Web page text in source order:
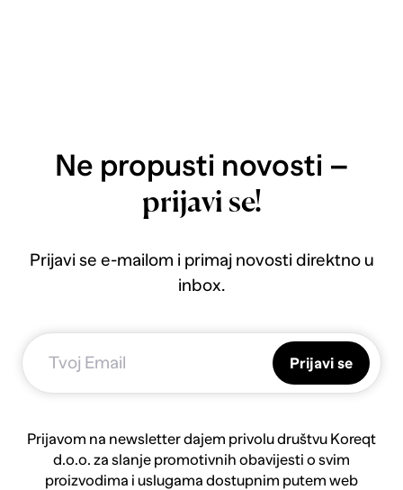
Ne propusti novosti –
prijavi se!
Prijavi se e-mailom i primaj novosti direktno u
inbox.
Prijavi se
Prijavom na newsletter dajem privolu društvu Koreqt
d.o.o. za slanje promotivnih obavijesti o svim
proizvodima i uslugama dostupnim putem web